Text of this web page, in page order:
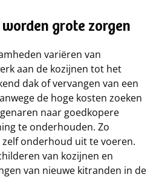
grote zorgen
variëren van
aan de kozijnen tot het
dak of vervangen van een
de hoge kosten zoeken
naar goedkopere
te onderhouden. Zo
onderhoud uit te voeren.
van kozijnen en
van nieuwe kitranden in de